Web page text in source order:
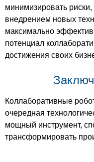
минимизировать
внедрением новых
максимально
потенциал
достижения своих
Коллаборативные
очередная
мощный инструмент,
трансформировать